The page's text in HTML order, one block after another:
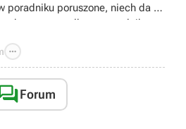
poradniku poruszone, niech da o
komentarz, albo w poradniku
;)

Forum